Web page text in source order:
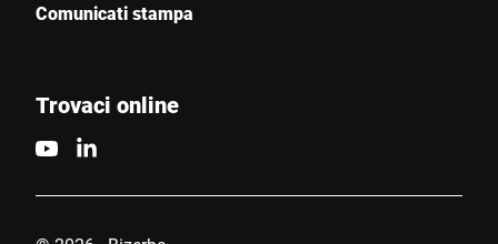
Comunicati stampa
Trovaci online